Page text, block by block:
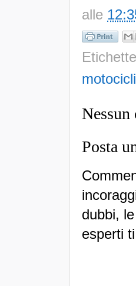
alle
motocicli
Nessun
Posta
dubbi,
esperti